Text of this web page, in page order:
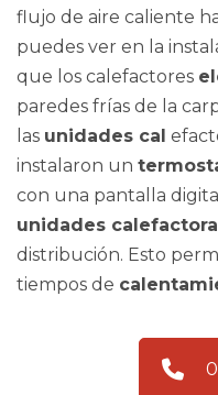
flujo de aire caliente
puedes ver en la
que los calefactores
paredes frías de la
las unidades cal
instalaron un
con una pantalla
unidades
distribución. Esto
tiempos de